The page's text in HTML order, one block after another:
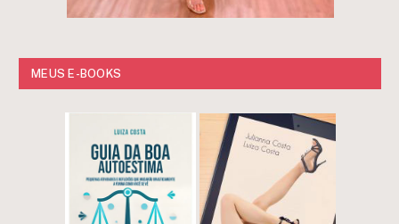
MEUS E-BOOKS